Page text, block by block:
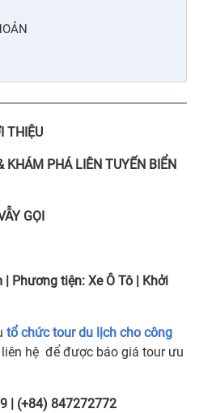
THIỆU
KHÁM PHÁ LIÊN TUYẾN BIỂN
GỌI
| Phương tiện: Xe Ô Tô | Khởi
tổ chức tour du lịch cho công
hệ để được báo giá tour ưu
| (+84) 847272772